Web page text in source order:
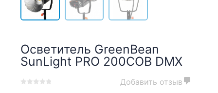
Осветитель GreenBean
SunLight PRO 200COB DMX
Добавить отзыв